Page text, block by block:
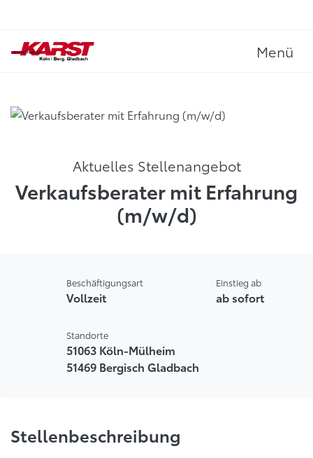
Menü
Aktuelles Stellenangebot
Verkaufsberater mit Erfahrung
(m/w/d)
Beschäftigungsart
Vollzeit
Einstieg ab
ab sofort
Standorte
51063 Köln-Mülheim
51469 Bergisch Gladbach
Stellenbeschreibung